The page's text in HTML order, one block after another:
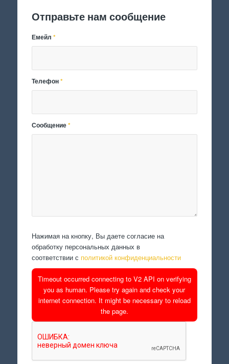
Отправьте нам сообщение
Емейл*
Телефон*
Сообщение*
Нажимая на кнопку, Вы даете согласие на
обработку персональных данных в
соответствии с политикой конфиденциальности
Timeout occurred connecting to V2 API on verifying
you as human. Please try again and check your
internet connection. It might be necessary to reload
the page.